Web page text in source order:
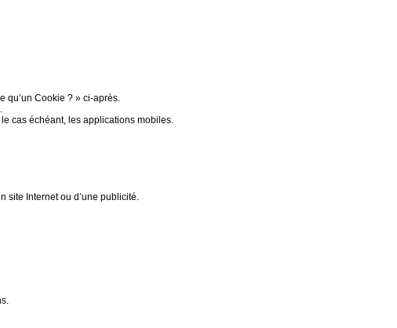
qu’un Cookie ? » ci-après.
cas échéant, les applications mobiles.
site Internet ou d’une publicité.